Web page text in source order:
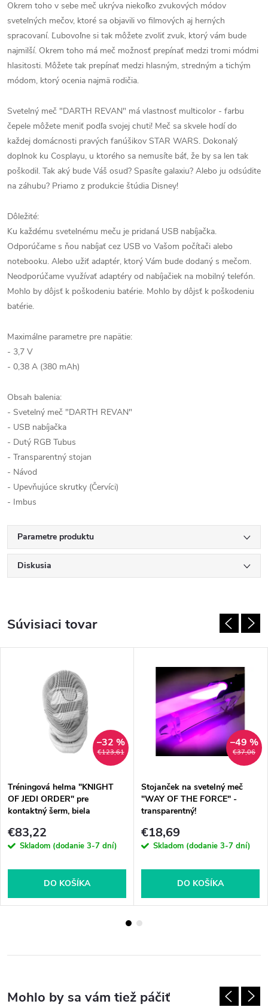
Okrem toho v sebe meč ukrýva niekoľko zvukových módov
svetelných mečov, ktoré sa objavili vo filmových aj herných
spracovaní. Ľubovoľne si tak môžete zvoliť zvuk, ktorý vám bude
najmilší. Okrem toho má meč možnosť prepínať medzi tromi módmi
hlasitosti. Môžete tak prepínať medzi hlasným, stredným a tichým
módom, ktorý ocenia najmä rodičia.
Svetelný meč "DARTH REVAN" má vlastnosť multicolor - farbu
čepele môžete meniť podľa svojej chuti! Meč sa skvele hodí do
každej domácnosti pravých fanúšikov STAR WARS. Dokonalý
doplnok ku Cosplayu, u ktorého sa nemusíte báť, že by sa len tak
poškodil. Tak aký bude Váš osud? Spasíte galaxiu? Alebo ju odsúdite
na záhubu? Priamo z produkcie štúdia Disney!
Dôležité:
Ku každému svetelnému meču je pridaná USB nabíjačka.
Odporúčame s ňou nabíjať cez USB vo Vašom počítači alebo
notebooku. Alebo užiť adaptér, ktorý Vám bude dodaný s mečom.
Neodporúčame využívať adaptéry od nabíjačiek na mobilný telefón.
Mohlo by dôjsť k poškodeniu batérie. Mohlo by dôjsť k poškodeniu
batérie.
Maximálne parametre pre napätie:
- 3,7 V
- 0,38 A (380 mAh)
Obsah balenia:
- Svetelný meč "DARTH REVAN"
- USB nabíjačka
- Dutý RGB Tubus
- Transparentný stojan
- Návod
- Upevňujúce skrutky (Červíci)
- Imbus
Parametre produktu
Diskusia
Súvisiaci tovar
€123,61
–32 %
Tréningová helma "KNIGHT
OF JEDI ORDER" pre
kontaktný šerm, biela
€83,22
Skladom (dodanie 3-7 dní)
DO KOŠÍKA
€37,06
–49 %
Stojanček na svetelný meč
"WAY OF THE FORCE" -
transparentný!
€18,69
Skladom (dodanie 3-7 dní)
DO KOŠÍKA